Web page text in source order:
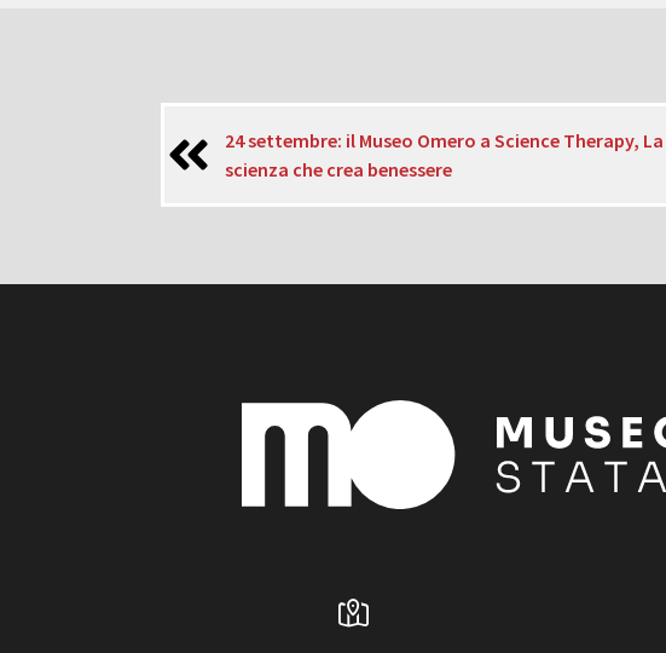
24 settembre: il Museo Omero a Science Therapy, La
scienza che crea benessere